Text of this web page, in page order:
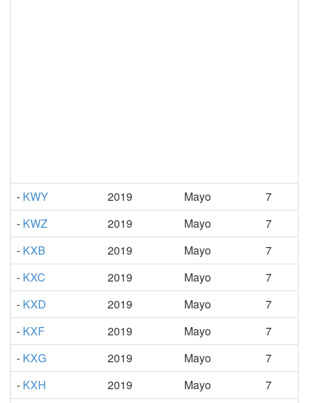
- KWY 2019 Mayo
7
- KWZ 2019 Mayo
7
- KXB 2019 Mayo
7
- KXC 2019 Mayo
7
- KXD 2019 Mayo
7
- KXF 2019 Mayo
7
- KXG 2019 Mayo
7
- KXH 2019 Mayo
7